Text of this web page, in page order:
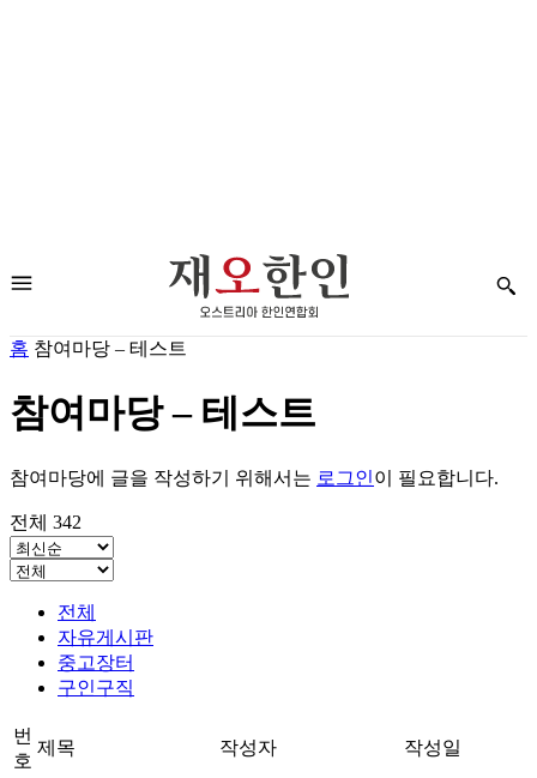
홈 참여마당 – 테스트
참여마당 – 테스트
참여마당에 글을 작성하기 위해서는 로그인이 필요합니다.
전체 342
전체
자유게시판
중고장터
구인구직
번
호
제목 작성자 작성일